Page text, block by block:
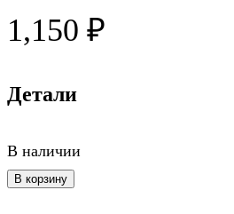
1,150 ₽
Детали
В наличии
Количество
товара
В корзину